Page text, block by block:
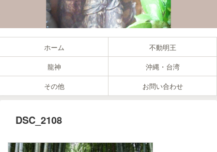
ホーム
不動明王
龍神
沖縄・台湾
その他
お問い合わせ
DSC_2108